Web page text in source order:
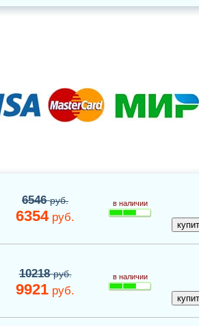
6546руб.
6354руб.
в наличии
10218руб.
9921 руб.
в наличии